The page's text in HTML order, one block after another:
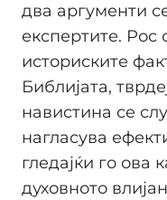
два аргументи
експертите. Рос
историските
Библијата,
навистина се
нагласува
гледајќи го ова
духовното